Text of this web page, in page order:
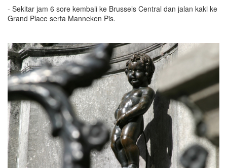
- Sekitar jam 6 sore kembali ke Brussels Central dan jalan kaki ke
Grand Place serta Manneken Pis.